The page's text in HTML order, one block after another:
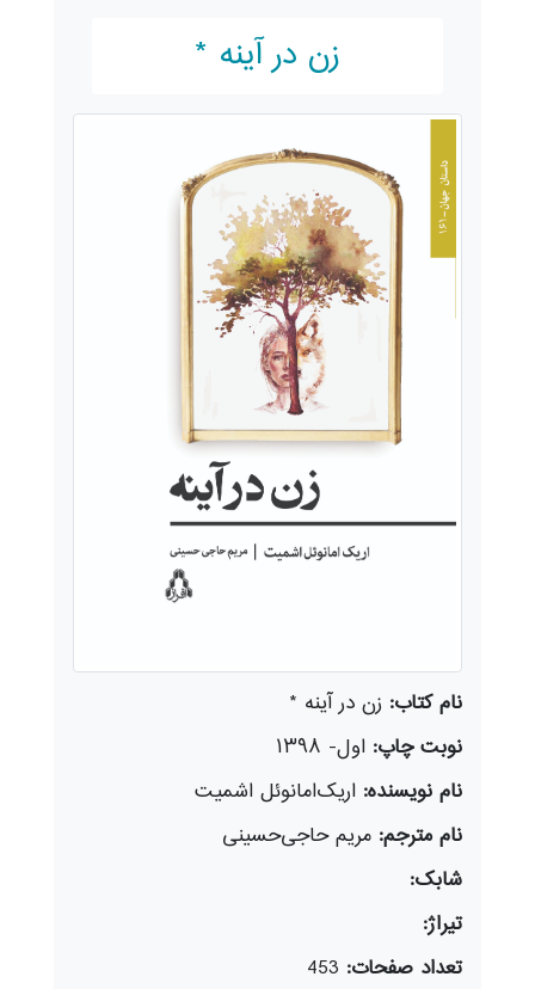
زن در آینه *
نام کتاب: زن در آینه *
نوبت چاپ: اول- ۱۳۹۸
نام نویسنده: اریک‌امانوئل اشمیت
نام مترجم: مریم حاجی‌حسینی
شابک:
تیراژ:
تعداد صفحات: 453